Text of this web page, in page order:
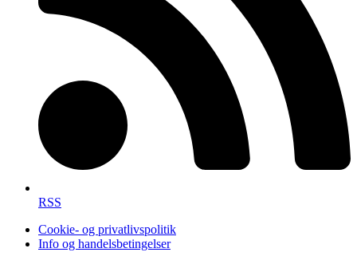
RSS
Cookie- og privatlivspolitik
Info og handelsbetingelser